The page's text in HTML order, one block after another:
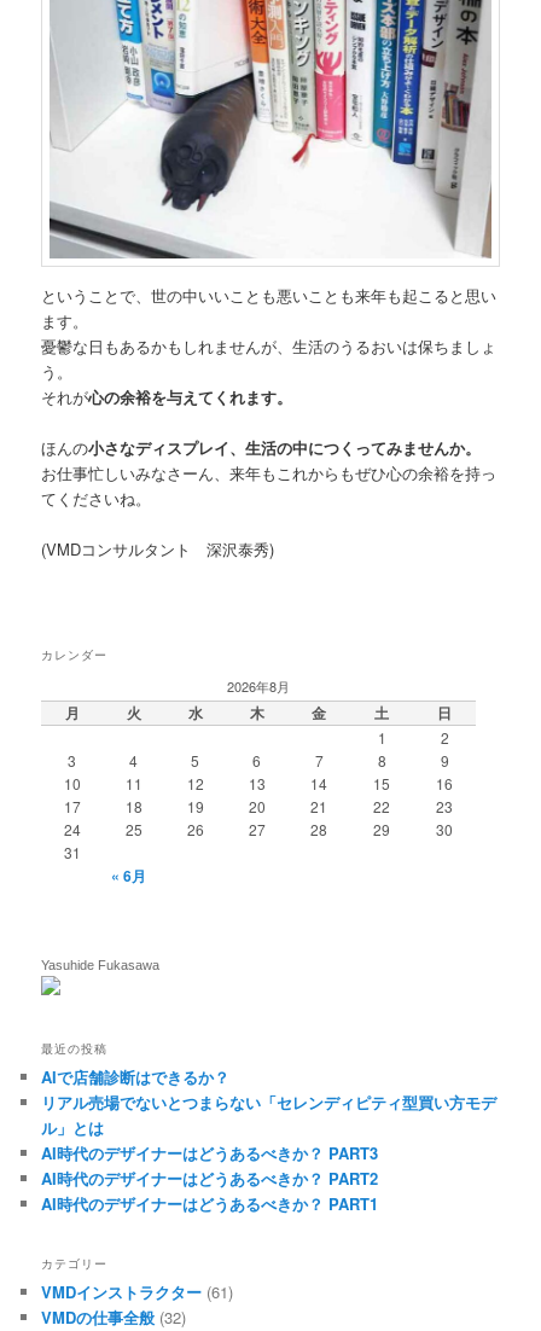
ということで、世の中いいことも悪いことも来年も起こると思い
ます。
憂鬱な日もあるかもしれませんが、生活のうるおいは保ちましょ
う。
それが心の余裕を与えてくれます。
ほんの小さなディスプレイ、生活の中につくってみませんか。
お仕事忙しいみなさーん、来年もこれからもぜひ心の余裕を持っ
てくださいね。
(VMDコンサルタント 深沢泰秀)
カレンダー
2026年8月
月 火 水 木 金 土 日
1
2
3
4 5 6 7 8
9
10
11 12 13 14 15
16
17
18 19 20 21 22
23
24
25 26 27 28 29
30
31
« 6月
Yasuhide Fukasawa
最近の投稿
AIで店舗診断はできるか？
リアル売場でないとつまらない「セレンディピティ型買い方モデ
ル」とは
AI時代のデザイナーはどうあるべきか？ PART3
AI時代のデザイナーはどうあるべきか？ PART2
AI時代のデザイナーはどうあるべきか？ PART1
カテゴリー
VMDインストラクター (61)
VMDの仕事全般 (32)